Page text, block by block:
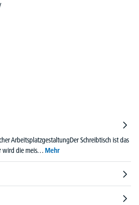
ArbeitsplatzgestaltungDer Schreibtisch ist das
wird die meis… Mehr